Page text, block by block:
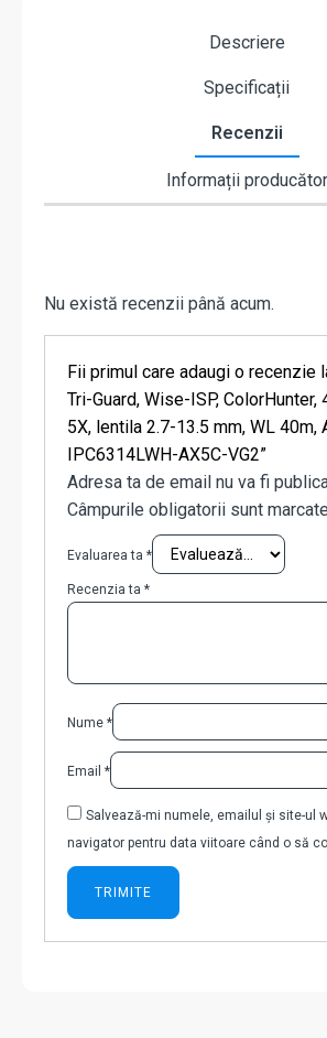
Descriere
Specificații
Recenzii
Informații producător
Nu există recenzii până acum.
Fii primul care adaugi o recenzie
Tri-Guard, Wise-ISP, ColorHunter,
5X, lentila 2.7-13.5 mm, WL 40m,
IPC6314LWH-AX5C-VG2”
Adresa ta de email nu va fi
Câmpurile obligatorii sunt
Evaluarea ta *
Recenzia ta *
Nume *
Email *
Salvează-mi numele, emailul și site-ul
navigator pentru data viitoare când o să